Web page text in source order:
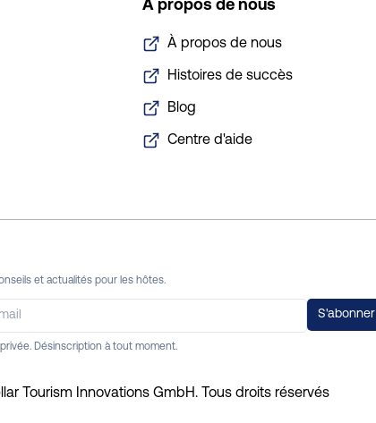
À propos de nous
À propos de nous
Histoires de succès
Blog
Centre d'aide
et actualités pour les hôtes.
S'abonner
Désinscription à tout moment.
Tourism Innovations GmbH. Tous droits réservés